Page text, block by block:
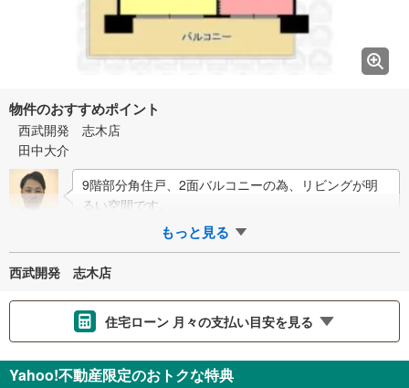
物件のおすすめポイント
西武開発 志木店
田中大介
9階部分角住戸、2面バルコニーの為、リビングが明
るい空間です。
もっと見る
西武開発 志木店
住宅ローン 月々の支払い目安を見る
Yahoo!不動産限定のおトクな特典